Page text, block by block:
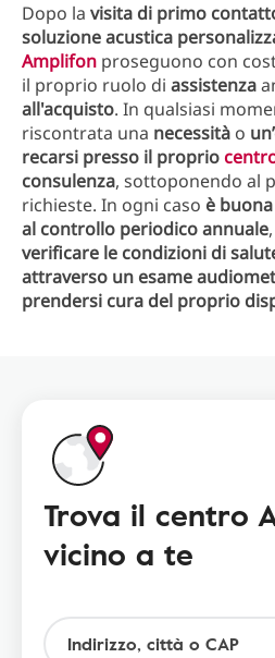
Dopo la visita di primo
soluzione acustica
Amplifon proseguono con
il proprio ruolo di assistenza
all'acquisto. In qualsiasi
riscontrata una necessità o
recarsi presso il proprio
consulenza, sottoponendo al
richieste. In ogni caso è
al controllo periodico annuale
verificare le condizioni di
attraverso un esame
prendersi cura del proprio
Trova il centro
vicino a te